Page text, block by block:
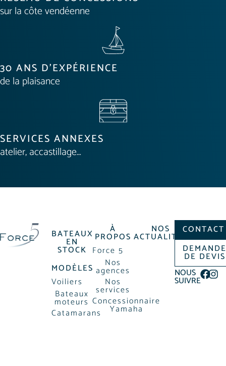
sur la côte vendéenne
30 ANS D'EXPÉRIENCE
de la plaisance
SERVICES ANNEXES
atelier, accastillage…
BATEAUX
EN
STOCK
MODÈLES
Voiliers
Bateaux
moteurs
Catamarans
À
PROPOS
Force 5
Nos
agences
Nos
services
Concessionnaire
Yamaha
NOS
ACTUALITÉS
CONTACT
DE DEVIS
NOUS
SUIVRE